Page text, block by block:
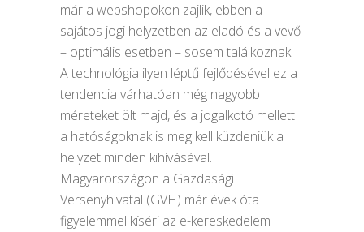
már a webshopokon zajlik, ebben a
sajátos jogi helyzetben az eladó és a vevő
– optimális esetben – sosem találkoznak.
A technológia ilyen léptű fejlődésével ez a
tendencia várhatóan még nagyobb
méreteket ölt majd, és a jogalkotó mellett
a hatóságoknak is meg kell küzdeniük a
helyzet minden kihívásával.
Magyarországon a Gazdasági
Versenyhivatal (GVH) már évek óta
figyelemmel kíséri az e-kereskedelem